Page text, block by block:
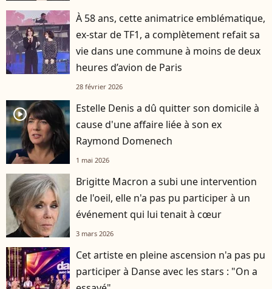
À 58 ans, cette animatrice emblématique,
ex-star de TF1, a complètement refait sa
vie dans une commune à moins de deux
heures d’avion de Paris
28 février 2026
player2
Estelle Denis a dû quitter son domicile à
cause d'une affaire liée à son ex
Raymond Domenech
1 mai 2026
Brigitte Macron a subi une intervention
de l'oeil, elle n'a pas pu participer à un
événement qui lui tenait à cœur
3 mars 2026
Cet artiste en pleine ascension n'a pas pu
participer à Danse avec les stars : "On a